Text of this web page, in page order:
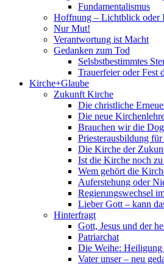
Fundamentalismus
Hoffnung – Lichtblick oder
Nur Mut!
Verantwortung ist Macht
Gedanken zum Tod
Selsbstbestimmtes
Trauerfeier oder Fest
Kirche+Glaube
Zukunft Kirche
Die christliche
Die neue
Brauchen wir die
Priesterausbildung
Die Kirche der
Ist die Kirche noch zu
Wem gehört die
Auferstehung oder
Regierungswechsel
Lieber Gott – kann
Hinterfragt
Gott, Jesus und der
Patriarchat
Die Weihe: Heiligung
Vater unser – neu